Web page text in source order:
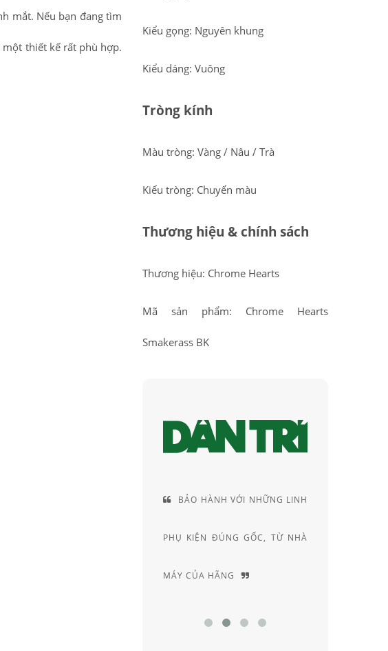
mắt. Nếu bạn đang tìm
thiết kế rất phù hợp.
Kiểu gọng: Nguyên khung
Kiểu dáng: Vuông
Tròng kính
Màu tròng: Vàng / Nâu / Trà
Kiểu tròng: Chuyển màu
Thương hiệu & chính sách
Thương hiệu: Chrome Hearts
Mã sản phẩm: Chrome Hearts
Smakerass BK
BẢO HÀNH VỚI NHỮNG LINH
PHỤ KIỆN ĐÚNG GỐC, TỪ NHÀ
MÁY CỦA HÃNG